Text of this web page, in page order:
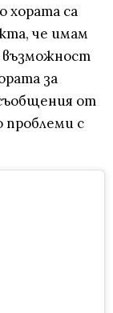
хората са
че имам
възможност
за
от
проблеми с